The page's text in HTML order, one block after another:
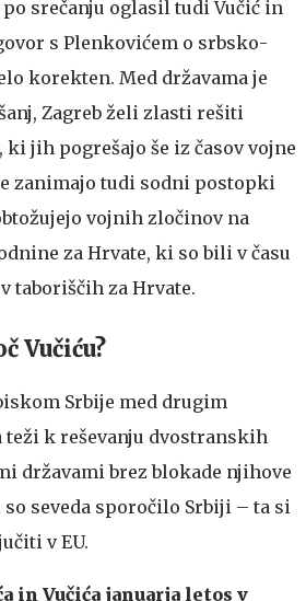
srečanju oglasil tudi Vučić in
s Plenkovićem o srbsko-
korekten. Med državama je
Zagreb želi zlasti rešiti
ki jih pogrešajo še iz časov vojne
zanimajo tudi sodni postopki
vojnih zločinov na
za Hrvate, ki so bili v času
taboriščih za Hrvate.
Vučiću?
Srbije med drugim
teži k reševanju dvostranskih
državami brez blokade njihove
so seveda sporočilo Srbiji – ta si
v EU.
in Vučića januarja letos v